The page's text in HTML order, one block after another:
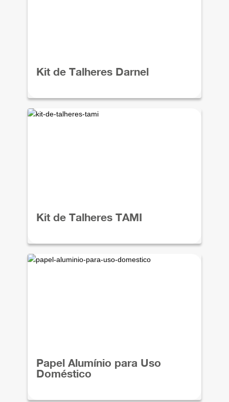
Kit de Talheres Darnel
Kit de Talheres TAMI
Papel Alumínio para Uso
Doméstico